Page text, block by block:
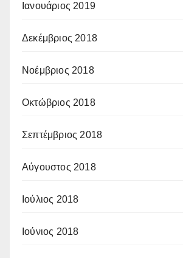
Ιανουάριος 2019
Δεκέμβριος 2018
Νοέμβριος 2018
Οκτώβριος 2018
Σεπτέμβριος 2018
Αύγουστος 2018
Ιούλιος 2018
Ιούνιος 2018